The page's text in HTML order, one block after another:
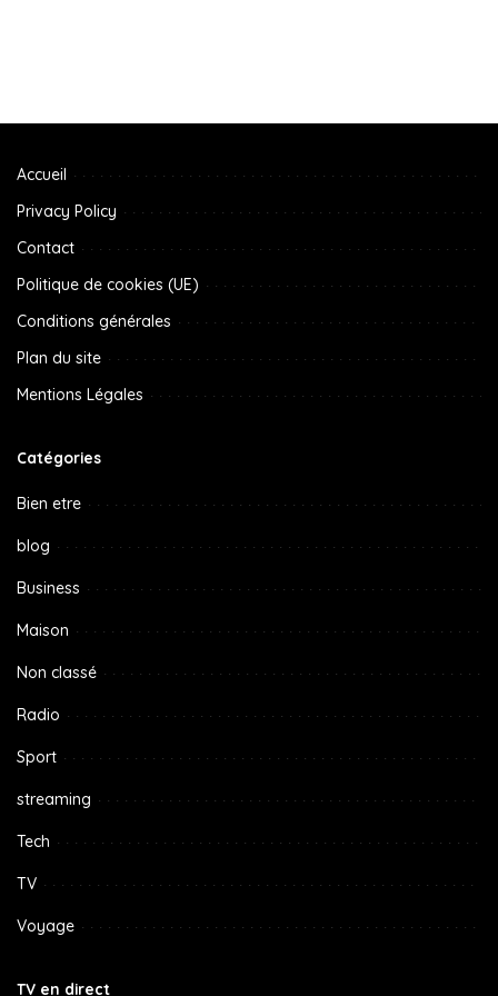
Accueil
Privacy Policy
Contact
Politique de cookies (UE)
Conditions générales
Plan du site
Mentions Légales
Catégories
Bien etre
blog
Business
Maison
Non classé
Radio
Sport
streaming
Tech
TV
Voyage
TV en direct